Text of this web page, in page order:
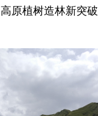
高原植树造林新突破